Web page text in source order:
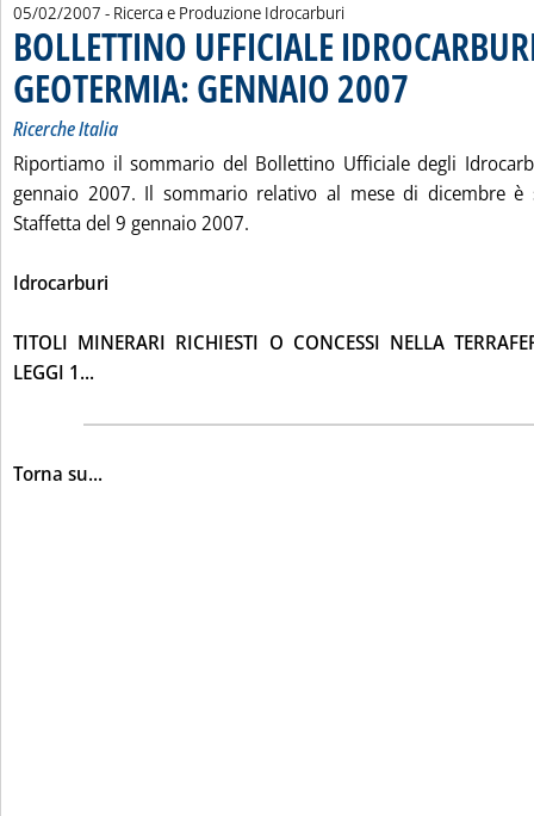
05/02/2007 - Ricerca e Produzione Idrocarburi
BOLLETTINO UFFICIALE
GEOTERMIA: GENNAIO 2007
Ricerche Italia
Riportiamo il sommario del Bollettino Ufficiale degli
gennaio 2007. Il sommario relativo al mese di dicembre è
Staffetta del 9 gennaio 2007.
Idrocarburi
TITOLI MINERARI RICHIESTI O CONCESSI NELLA
LEGGI 1...Leggi tutta la notizia: 'BOLLETTINO UFFICIALE
Torna su...